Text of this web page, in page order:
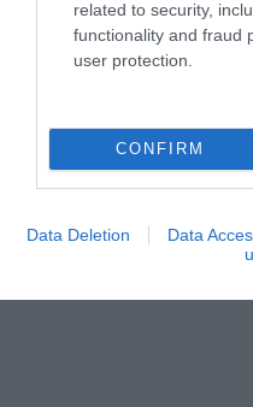
related to security,
functionality and fraud
user protection.
CONFIRM
Data Deletion Data
precum Joby Aviation,
testează deja intensiv
derulează propriile
doua parte a acestui